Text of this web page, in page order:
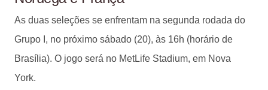
As duas seleções se enfrentam na segunda rodada do
Grupo I, no próximo sábado (20), às 16h (horário de
Brasília). O jogo será no MetLife Stadium, em Nova
York.